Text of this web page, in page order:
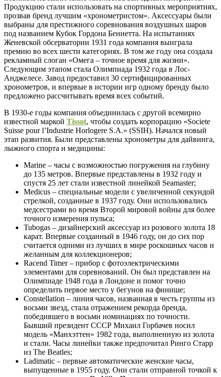
Продукцию стали использовать на спортивных мероприятиях,
прозвав бренд лучшим «хронометристом». Аксессуары были
выбраны для престижного соревнования воздушных шаров
под названием Кубок Гордона Беннетта. На испытаниях
Женевской обсерватории 1931 года компания выиграла
премию во всех шести категориях. В том же году она создала
рекламный слоган «Омега – точное время для жизни».
Следующим этапом стала Олимпиада 1932 года в Лос-
Анджелесе. Завод предоставил 30 сертифицированных
хронометров, и впервые в истории игр одному бренду было
предложено рассчитывать время всех событий.
В 1930-е годы компания объединилась с другой всемирно
известной маркой Tissot, чтобы создать корпорацию «Societe
Suisse pour l’Industrie Horlogere S.A.» (SSIH). Начался новый
этап развития. Были представлены хронометры для дайвинга,
лыжного спорта и медицины:
Marine – часы с возможностью погружения на глубину
до 135 метров. Впервые представлены в 1932 году и
спустя 25 лет стали известной линейкой Seamaster;
Medicus – специальные модели с увеличенной секундой
стрелкой, созданные в 1937 году. Они использовались
медсестрами во время Второй мировой войны для более
точного измерения пульса;
Tubogas – дизайнерский аксессуар из розового золота 18
карат. Впервые созданный в 1946 году, он до сих пор
считается одними из лучших в мире роскошных часов и
желанным для коллекционеров;
Racend Timer – прибор с фотоэлектрическими
элементами для соревнований. Он был представлен на
Олимпиаде 1948 года в Лондоне и помог точно
определить первое место у бегунов на финише;
Сonstellation – линия часов, названная в честь группы из
восьми звезд, стала отражением рекорда бренда,
победившего в восьми номинациях по точности.
Бывший президент СССР Михаил Горбачев носил
модель «Манхэттен» 1982 года, выполненную из золота
и стали. Часы линейки также предпочитал Ринго Старр
из The Beatles;
Ladimatic – первые автоматические женские часы,
выпущенные в 1955 году. Они стали отправной точкой к